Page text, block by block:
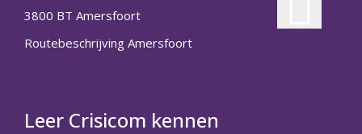
3800 BT Amersfoort
Routebeschrijving Amersfoort
Leer Crisicom kennen